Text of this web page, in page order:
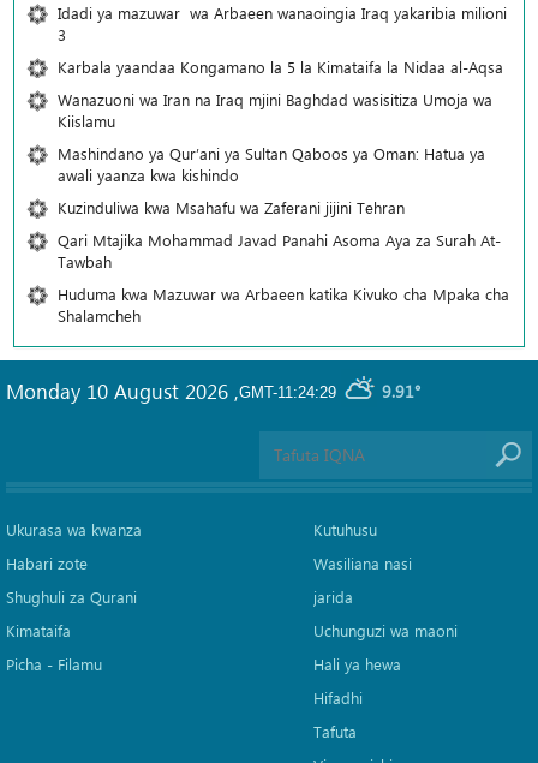
Idadi ya mazuwar wa Arbaeen wanaoingia Iraq yakaribia milioni
3
Karbala yaandaa Kongamano la 5 la Kimataifa la Nidaa al-Aqsa
Wanazuoni wa Iran na Iraq mjini Baghdad wasisitiza Umoja wa
Kiislamu
Mashindano ya Qur’ani ya Sultan Qaboos ya Oman: Hatua ya
awali yaanza kwa kishindo
Kuzinduliwa kwa Msahafu wa Zaferani jijini Tehran
Qari Mtajika Mohammad Javad Panahi Asoma Aya za Surah At-
Tawbah
Huduma kwa Mazuwar wa Arbaeen katika Kivuko cha Mpaka cha
Shalamcheh
GMT-11:24:29 9.91°
Monday 10 August 2026 ,
Ukurasa wa kwanza
Habari zote
Shughuli za Qurani
Kimataifa
Picha‎ - Filamu‎
Kutuhusu
Wasiliana nasi
jarida
Uchunguzi wa maoni
Hali ya hewa
Hifadhi
Tafuta